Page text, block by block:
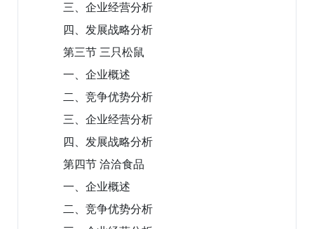
三、企业经营分析
四、发展战略分析
第三节 三只松鼠
一、企业概述
二、竞争优势分析
三、企业经营分析
四、发展战略分析
第四节 洽洽食品
一、企业概述
二、竞争优势分析